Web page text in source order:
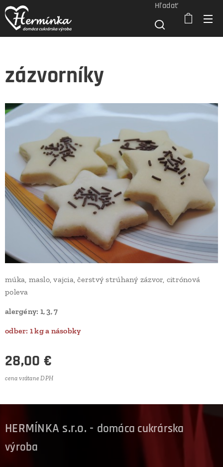
Hľadať
zázvorníky
múka, maslo, vajcia, čerstvý strúhaný zázvor, citrónová
poleva
alergény: 1, 3, 7
odber: 1 kg a násobky
28,00 €
cena vrátane DPH
HERMÍNKA s.r.o. - domáca cukrárska
výroba